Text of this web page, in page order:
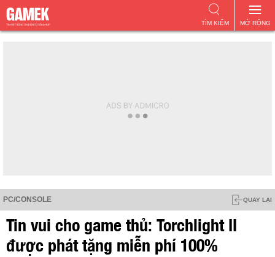
MỞ RỘNG
TÌM KIẾM
PC/CONSOLE QUAY LẠI
Tin vui cho game thủ: Torchlight II
được phát tặng miễn phí 100%